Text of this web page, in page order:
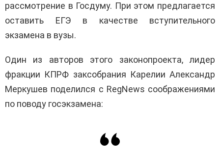
рассмотрение в Госдуму. При этом предлагается
оставить ЕГЭ в качестве вступительного
экзамена в вузы.
Один из авторов этого законопроекта, лидер
фракции КПРФ заксобрания Карелии Александр
Меркушев поделился с RegNews соображениями
по поводу госэкзамена: